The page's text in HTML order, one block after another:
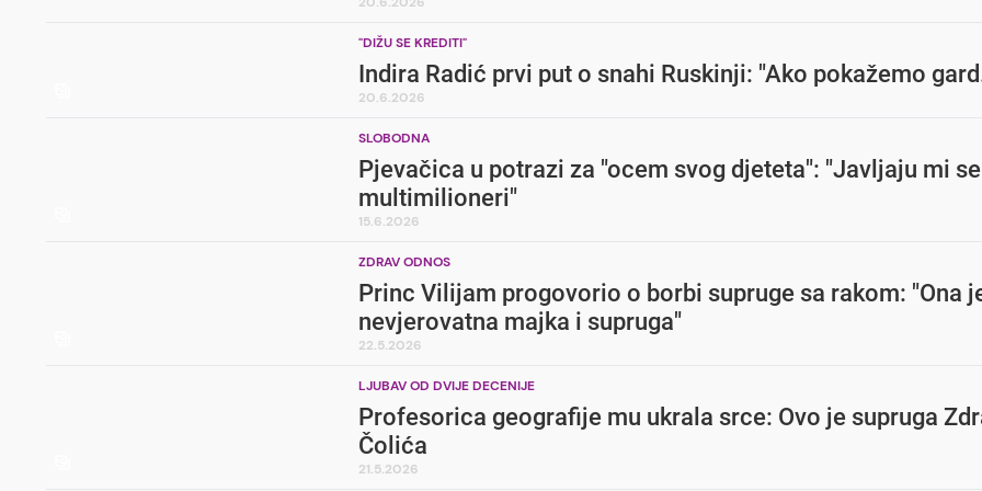
"DIŽU SE KREDITI"
Indira Radić prvi put o snahi Ruskinji: "Ako pokažemo
20.6.2026
SLOBODNA
Pjevačica u potrazi za "ocem svog djeteta": "Javljaju mi se
multimilioneri"
15.6.2026
ZDRAV ODNOS
Princ Vilijam progovorio o borbi supruge sa rakom: "Ona
nevjerovatna majka i supruga"
22.5.2026
LJUBAV OD DVIJE DECENIJE
Profesorica geografije mu ukrala srce: Ovo je supruga
Čolića
21.5.2026